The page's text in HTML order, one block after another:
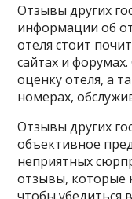
Отзывы других
информации об
отеля стоит
сайтах и
оценку отеля, а
номерах,
Отзывы других
объективное
неприятных
отзывы, которые
чтобы убедиться